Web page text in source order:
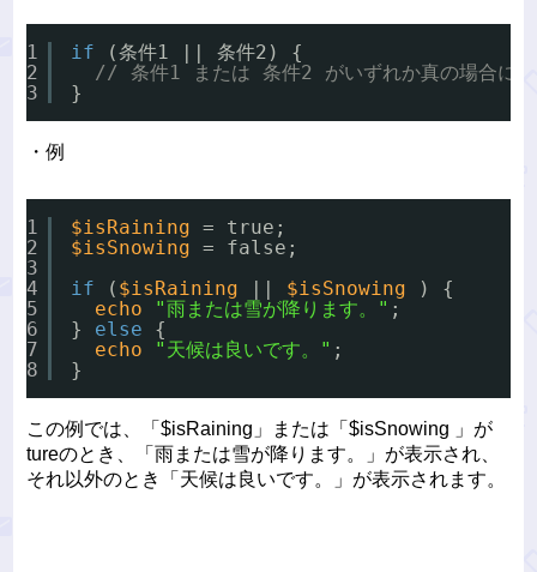
1
2
3
if
(条件1 || 条件2) {
// 条件1 または 条件2 がいずれか真の場合に実
}
・例
1
2
3
4
5
6
7
8
$isRaining = true;
$isSnowing = false;
if
( $isRaining $isSnowing
) {
echo
"雨または雪が降ります。" ;
} else
{
echo
"天候は良いです。" ;
}
この例では、「$isRaining」または「$isSnowing 」が
tureのとき、「雨または雪が降ります。」が表示され、
それ以外のとき「天候は良いです。」が表示されます。